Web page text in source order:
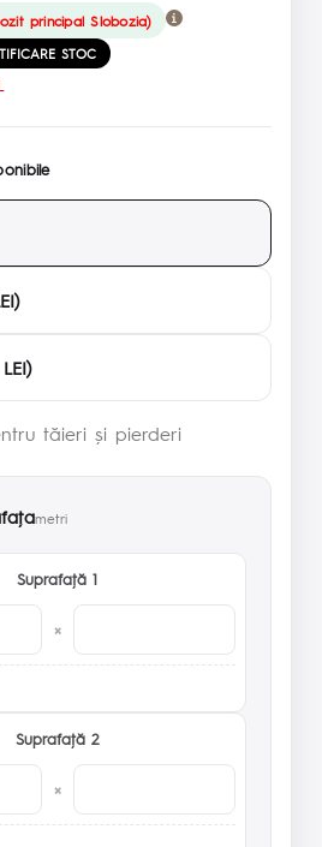
principal Slobozia)
STOC
tăieri și pierderi
metri
Suprafaţă 1
×
Suprafaţă 2
×